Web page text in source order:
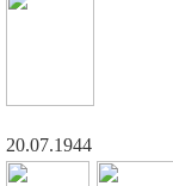
20.07.1944